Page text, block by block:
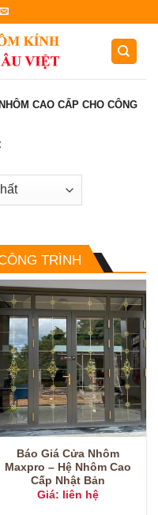
CAO CẤP CHO CÔNG
TRÌNH
Báo Giá Cửa Nhôm
Maxpro – Hệ Nhôm Cao
Cấp Nhật Bản
Giá: liên hệ